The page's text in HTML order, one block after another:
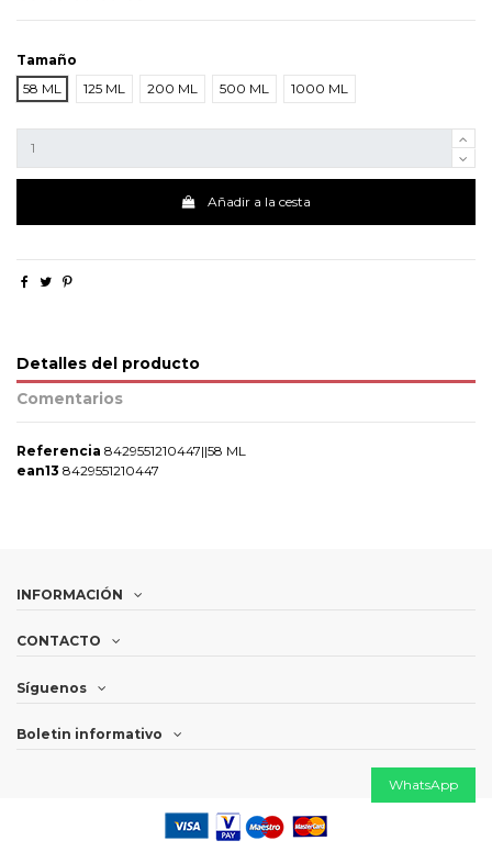
Tamaño
58 ML
125 ML 200 ML 500 ML 1000 ML
Añadir a la cesta
Detalles del producto
Comentarios
Referencia 8429551210447||58 ML
ean13 8429551210447
INFORMACIÓN
CONTACTO
WhatsApp
Síguenos
Boletin informativo